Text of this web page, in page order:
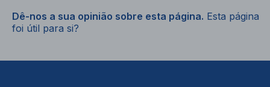
Dê-nos a sua opinião sobre esta página. Esta página
foi útil para si?